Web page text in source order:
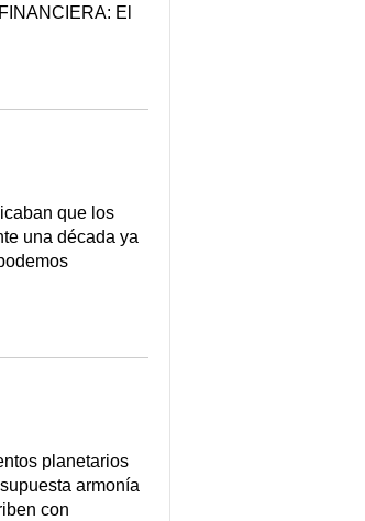
El
que los
una década ya
planetarios
armonía
con